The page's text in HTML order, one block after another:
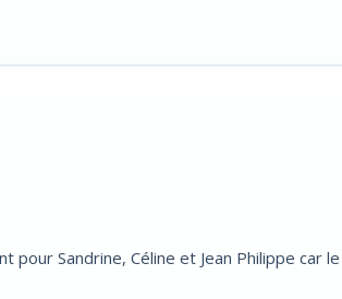
Sandrine, Céline et Jean Philippe car